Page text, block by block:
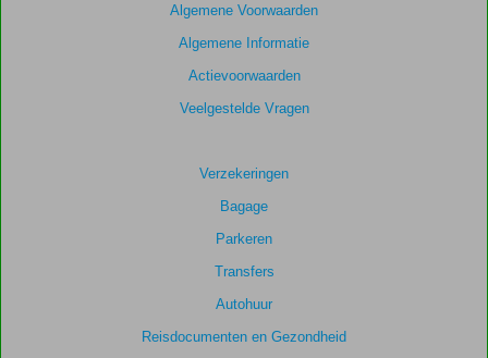
Algemene Voorwaarden
Algemene Informatie
Actievoorwaarden
Veelgestelde Vragen
Verzekeringen
Bagage
Parkeren
Transfers
Autohuur
Reisdocumenten en Gezondheid